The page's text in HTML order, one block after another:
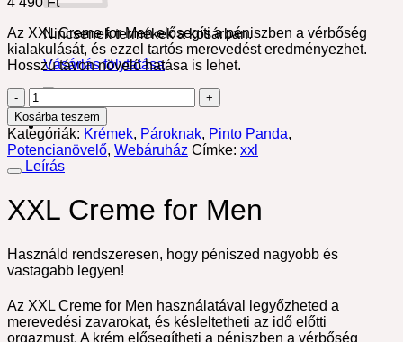
Nincsenek termékek a kosárban.
Vásárlás folytatása
Az XXL Creme for Men elősegíti a péniszben a vérbőség
kialakulását, és ezzel tartós merevedést eredményezhet.
Hosszú távon növelő hatása is lehet.
XXL
Creme
for
Men
mennyiség
Kosárba teszem
Kategóriák: Krémek, Pároknak, Pinto Panda,
Potencianövelő, Webáruház Címke: xxl
Leírás
XXL Creme for Men
Használd rendszeresen, hogy péniszed nagyobb és
vastagabb legyen!
Az XXL Creme for Men használatával legyőzheted a
merevedési zavarokat, és késleltetheti az idő előtti
orgazmust. A krém elősegítheti a péniszben a vérbőség